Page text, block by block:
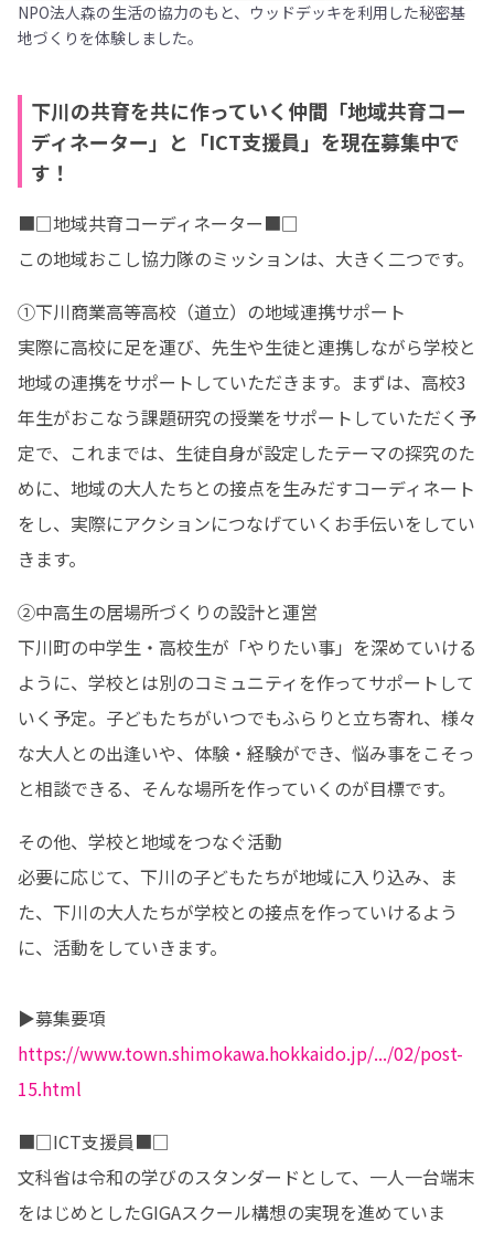
NPO法人森の生活の協力のもと、ウッドデッキを利用した秘密基
地づくりを体験しました。
下川の共育を共に作っていく仲間「地域共育コー
ディネーター」と「ICT支援員」を現在募集中で
す！
■□地域共育コーディネーター■□
この地域おこし協力隊のミッションは、大きく二つです。
①下川商業高等高校（道立）の地域連携サポート
実際に高校に足を運び、先生や生徒と連携しながら学校と
地域の連携をサポートしていただきます。まずは、高校3
年生がおこなう課題研究の授業をサポートしていただく予
定で、これまでは、生徒自身が設定したテーマの探究のた
めに、地域の大人たちとの接点を生みだすコーディネート
をし、実際にアクションにつなげていくお手伝いをしてい
きます。
②中高生の居場所づくりの設計と運営
下川町の中学生・高校生が「やりたい事」を深めていける
ように、学校とは別のコミュニティを作ってサポートして
いく予定。子どもたちがいつでもふらりと立ち寄れ、様々
な大人との出逢いや、体験・経験ができ、悩み事をこそっ
と相談できる、そんな場所を作っていくのが目標です。
その他、学校と地域をつなぐ活動
必要に応じて、下川の子どもたちが地域に入り込み、ま
た、下川の大人たちが学校との接点を作っていけるよう
に、活動をしていきます。
https://www.town.shimokawa.hokkaido.jp/.../02/post-
15.html
■□ICT支援員■□
文科省は令和の学びのスタンダードとして、一人一台端末
をはじめとしたGIGAスクール構想の実現を進めていま